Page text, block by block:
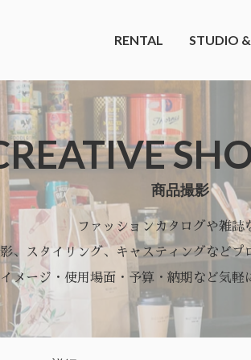
RENTAL STUDIO
商品撮影
ファッションカタログや雑誌
、スタイリング、キャスティングなどプ
イメージ・使用場面・予算・納期など気軽